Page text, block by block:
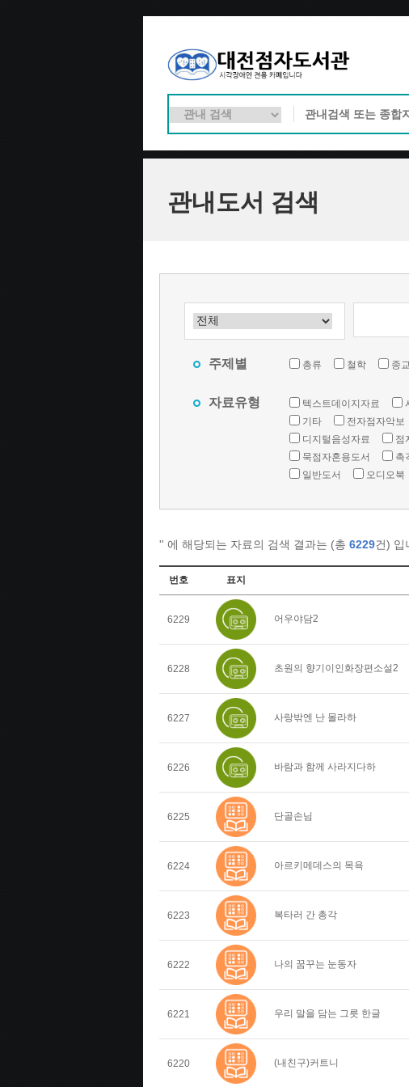
관내도서 검색
주제별 총류 철학 종교
자료유형 텍스트데이지자료
기타
전자점자악보
디지털음성자료
점
묵점자혼용도서
촉
일반도서
오디오북
'' 에 해당되는 자료의 검색 결과는 (총 6229건) 입
번호 표지
6229 어우야담2
6228 초원의 향기이인화장편소설2
6227 사랑밖엔 난 몰라하
6226 바람과 함께 사라지다하
6225 단골손님
6224 아르키메데스의 목욕
6223 복타러 간 총각
6222 나의 꿈꾸는 눈동자
6221 우리 말을 담는 그릇 한글
6220 (내친구)커트니